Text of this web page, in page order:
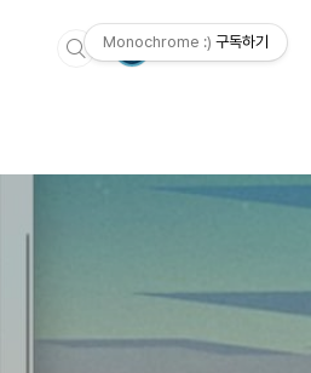
Monochrome :) 구독하기